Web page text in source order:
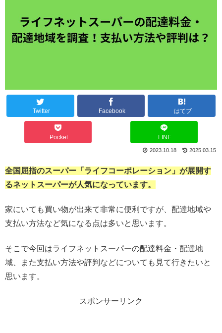
Twitter Facebook はてブ
Pocket LINE
2025.03.15
2023.10.18
全国屈指のスーパー「ライフコーポレーション」が展開す
るネットスーパーが人気になっています。
家にいても買い物が出来て非常に便利ですが、配達地域や
支払い方法など気になる点は多いと思います。
そこで今回はライフネットスーパーの配達料金・配達地
域、また支払い方法や評判などについても見て行きたいと
思います。
スポンサーリンク